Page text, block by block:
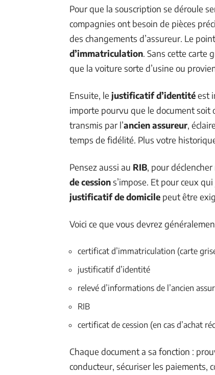
Pour que la souscription se déroule
compagnies ont besoin de pièces
des changements d’assureur. Le
d’immatriculation. Sans cette carte
que la voiture sorte d’usine ou
Ensuite, le justificatif d’identitéest
importe pourvu que le document soit
transmis par l’ancien assureur,
temps de fidélité. Plus votre
Pensez aussi au RIB, pour
de cessions’impose. Et pour ceux
justificatif de domicile peut être
Voici ce que vous devrez
certificat d’immatriculation (carte
justificatif d’identité
relevé d’informations de l’ancien
RIB
certificat de cession (en cas d’achat
Chaque document a sa fonction :
conducteur, sécuriser les paiements,